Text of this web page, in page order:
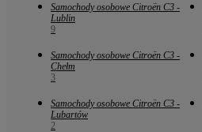
Samochody osobowe Citroën C3 -
Lublin
9
Samochody osobowe Citroën C3 -
Chełm
3
Samochody osobowe Citroën C3 -
Lubartów
2